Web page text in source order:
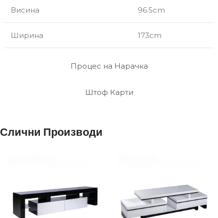
Процес на Нарачка
Штоф Карти
Висина 96.5cm
Ширина 173cm
Слични Производи